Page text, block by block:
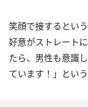
笑顔で接するとい
好意がストレート
たら、男性も意識
ています！」とい